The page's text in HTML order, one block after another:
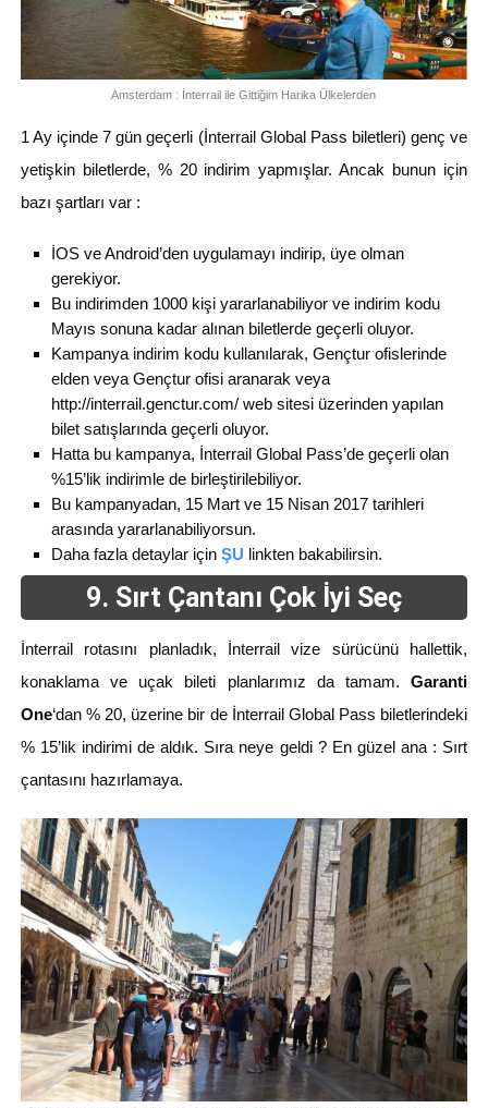
Amsterdam : İnterrail ile Gittiğim Harika Ülkelerden
1 Ay içinde 7 gün geçerli (İnterrail Global Pass biletleri) genç ve
yetişkin biletlerde, % 20 indirim yapmışlar. Ancak bunun için
bazı şartları var :
İOS ve Android’den uygulamayı indirip, üye olman
gerekiyor.
Bu indirimden 1000 kişi yararlanabiliyor ve indirim kodu
Mayıs sonuna kadar alınan biletlerde geçerli oluyor.
Kampanya indirim kodu kullanılarak, Gençtur ofislerinde
elden veya Gençtur ofisi aranarak veya
http://interrail.genctur.com/ web sitesi üzerinden yapılan
bilet satışlarında geçerli oluyor.
Hatta bu kampanya, İnterrail Global Pass’de geçerli olan
%15’lik indirimle de birleştirilebiliyor.
Bu kampanyadan, 15 Mart ve 15 Nisan 2017 tarihleri
arasında yararlanabiliyorsun.
Daha fazla detaylar içinŞU linkten bakabilirsin.
9. Sırt Çantanı Çok İyi Seç
İnterrail rotasını planladık, İnterrail vize sürücünü hallettik,
konaklama ve uçak bileti planlarımız da tamam.Garanti
One‘dan % 20, üzerine bir de İnterrail Global Pass biletlerindeki
% 15’lik indirimi de aldık. Sıra neye geldi ? En güzel ana : Sırt
çantasını hazırlamaya.